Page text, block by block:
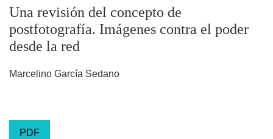
Una revisión del concepto de
postfotografía. Imágenes contra el poder
desde la red
Marcelino García Sedano
PDF